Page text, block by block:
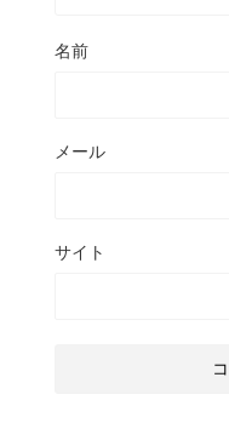
名前
メール
サイト